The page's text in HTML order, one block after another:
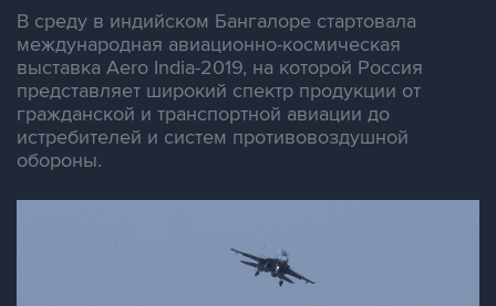
В среду в индийском Бангалоре стартовала
международная авиационно-космическая
выставка Aero India-2019, на которой Россия
представляет широкий спектр продукции от
гражданской и транспортной авиации до
истребителей и систем противовоздушной
обороны.